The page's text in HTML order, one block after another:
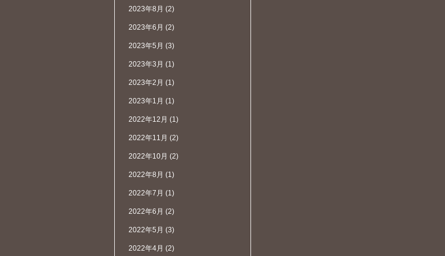
2023年8月 (2)
2023年6月 (2)
2023年5月 (3)
2023年3月 (1)
2023年2月 (1)
2023年1月 (1)
2022年12月 (1)
2022年11月 (2)
2022年10月 (2)
2022年8月 (1)
2022年7月 (1)
2022年6月 (2)
2022年5月 (3)
2022年4月 (2)